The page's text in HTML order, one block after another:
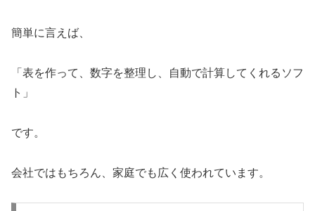
簡単に言えば、
「表を作って、数字を整理し、自動で計算してくれるソフ
ト」
です。
会社ではもちろん、家庭でも広く使われています。